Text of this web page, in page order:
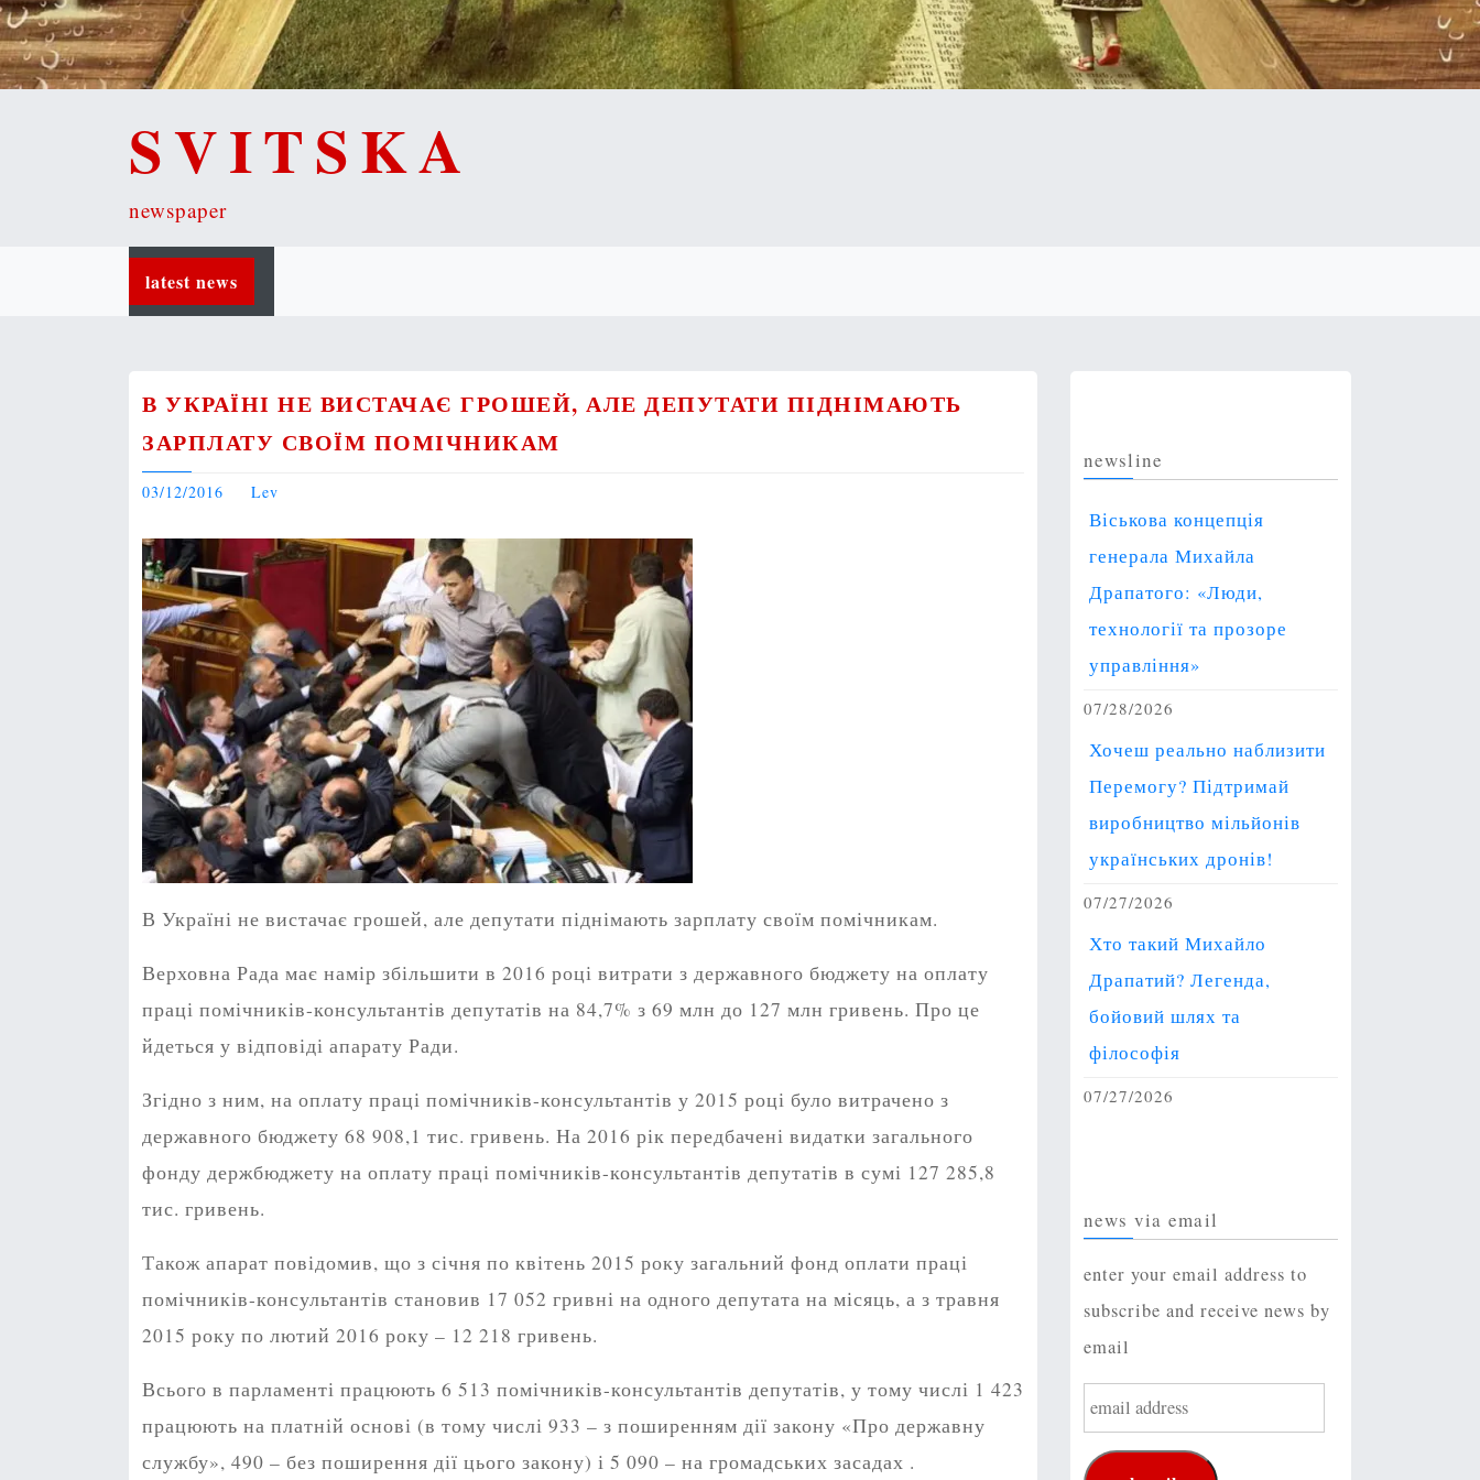
SVITSKA
newspaper
latest news
В УКРАЇНІ НЕ ВИСТАЧАЄ ГРОШЕЙ, АЛЕ ДЕПУТАТИ ПІДНІМАЮТЬ
ЗАРПЛАТУ СВОЇМ ПОМІЧНИКАМ
03/12/2016 Lev
В Україні не вистачає грошей, але депутати піднімають зарплату своїм помічникам.
Верховна Рада має намір збільшити в 2016 році витрати з державного бюджету на оплату
праці помічників-консультантів депутатів на 84,7% з 69 млн до 127 млн гривень. Про це
йдеться у відповіді апарату Ради.
Згідно з ним, на оплату праці помічників-консультантів у 2015 році було витрачено з
державного бюджету 68 908,1 тис. гривень. На 2016 рік передбачені видатки загального
фонду держбюджету на оплату праці помічників-консультантів депутатів в сумі 127 285,8
тис. гривень.
Також апарат повідомив, що з січня по квітень 2015 року загальний фонд оплати праці
помічників-консультантів становив 17 052 гривні на одного депутата на місяць, а з травня
2015 року по лютий 2016 року – 12 218 гривень.
Всього в парламенті працюють 6 513 помічників-консультантів депутатів, у тому числі 1 423
працюють на платній основі (в тому числі 933 – з поширенням дії закону «Про державну
службу», 490 – без поширення дії цього закону) і 5 090 – на громадських засадах .
newsline
Віськова концепція
генерала Михайла
Драпатого: «Люди,
технології та прозоре
управління»
07/28/2026
Хочеш реально наблизити
Перемогу? Підтримай
виробництво мільйонів
українських дронів!
07/27/2026
Хто такий Михайло
Драпатий? Легенда,
бойовий шлях та
філософія
07/27/2026
news via email
enter your email address to
subscribe and receive news by
email
m
a